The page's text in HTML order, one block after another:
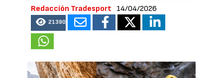
Redacción Tradesport 14/04/2026
21390